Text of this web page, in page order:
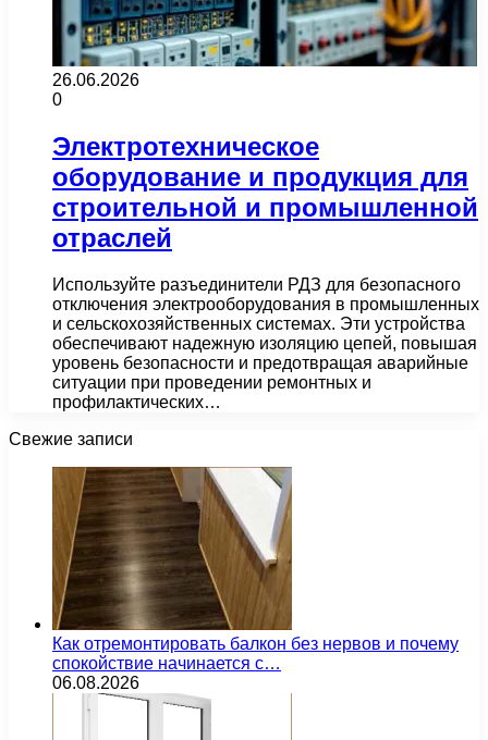
26.06.2026
0
Электротехническое
оборудование и продукция для
строительной и промышленной
отраслей
Используйте разъединители РДЗ для безопасного
отключения электрооборудования в промышленных
и сельскохозяйственных системах. Эти устройства
обеспечивают надежную изоляцию цепей, повышая
уровень безопасности и предотвращая аварийные
ситуации при проведении ремонтных и
профилактических…
Свежие записи
Как отремонтировать балкон без нервов и почему
спокойствие начинается с…
06.08.2026